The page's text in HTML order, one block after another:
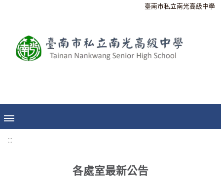
臺南市私立南光高級中學
:::
各處室最新公告